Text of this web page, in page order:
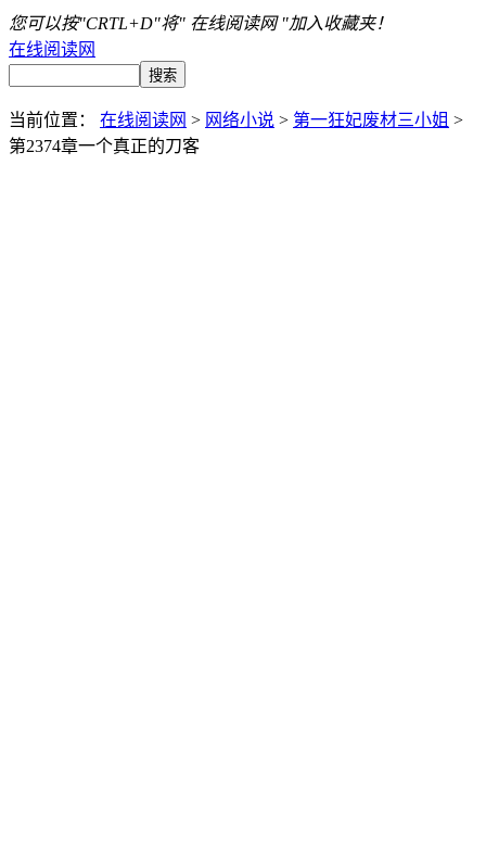
您可以按"CRTL+D"将" 在线阅读网 "加入收藏夹！
在线阅读网
当前位置： 在线阅读网 > 网络小说 > 第一狂妃废材三小姐 >
第2374章一个真正的刀客